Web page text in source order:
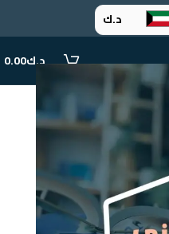
د.ك
ر.س
.د.ب
د.ك0.00